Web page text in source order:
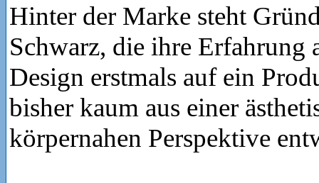
Hinter der Marke steht
Schwarz, die ihre Erfahrung
Design erstmals auf ein
bisher kaum aus einer
körpernahen Perspektive